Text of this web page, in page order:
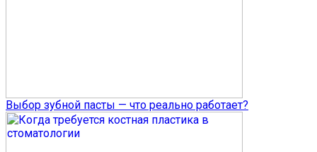
Выбор зубной пасты — что реально работает?